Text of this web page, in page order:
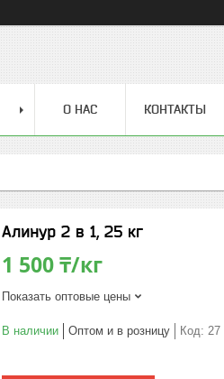
О НАС КОНТАКТЫ
Алинур 2 в 1, 25 кг
1 500 ₸/кг
Показать оптовые цены
В наличии Оптом и в розницу Код: 27